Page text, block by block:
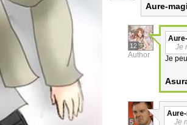
Aure-
12
Author
Je
Je
5
Je